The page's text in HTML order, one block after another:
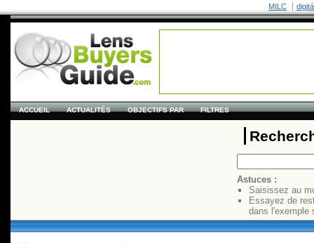
MILC
ACCUEIL ACTUALITÉS OBJECTIFS PAR FILTRES
Astuces :
Saisissez au
Essayez de
dans